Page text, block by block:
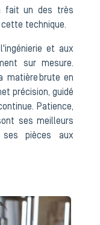
fait un des très
technique.
et aux
sur mesure.
matière brute en
précision, guidé
Patience,
ses meilleurs
pièces aux